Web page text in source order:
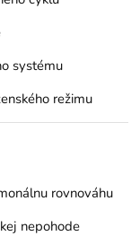
systému
režimu
rovnováhu
nepohode